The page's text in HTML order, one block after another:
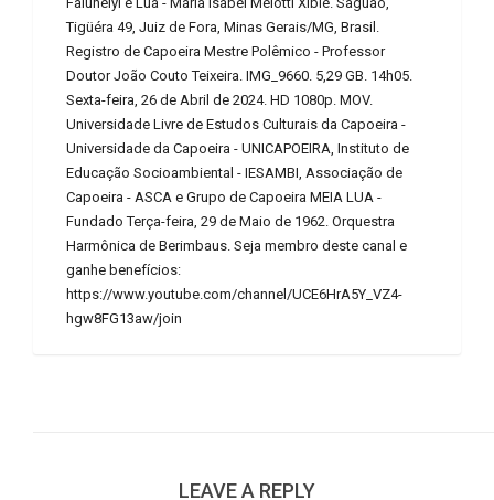
Tigüéra 49, Juiz de Fora, Minas Gerais/MG, Brasil.
Registro de Capoeira Mestre Polêmico - Professor
Doutor João Couto Teixeira. IMG_9660. 5,29 GB. 14h05.
Sexta-feira, 26 de Abril de 2024. HD 1080p. MOV.
Universidade Livre de Estudos Culturais da Capoeira -
Universidade da Capoeira - UNICAPOEIRA, Instituto de
Educação Socioambiental - IESAMBI, Associação de
Capoeira - ASCA e Grupo de Capoeira MEIA LUA -
Fundado Terça-feira, 29 de Maio de 1962. Orquestra
Harmônica de Berimbaus. Seja membro deste canal e
ganhe benefícios:
https://www.youtube.com/channel/UCE6HrA5Y_VZ4-
hgw8FG13aw/join
LEAVE A REPLY